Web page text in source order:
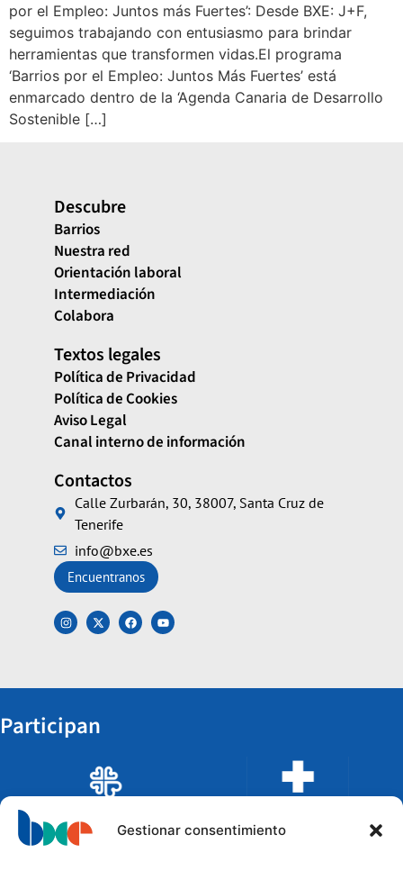
Gestionar consentimiento
por el Empleo: Juntos más Fuertes’: Desde BXE: J+F,
seguimos trabajando con entusiasmo para brindar
herramientas que transformen vidas.El programa
‘Barrios por el Empleo: Juntos Más Fuertes’ está
enmarcado dentro de la ‘Agenda Canaria de Desarrollo
Sostenible […]
Descubre
Barrios
Nuestra red
Orientación laboral
Intermediación
Colabora
Textos legales
Política de Privacidad
Política de Cookies
Aviso Legal
Canal interno de información
Contactos
Calle Zurbarán, 30, 38007, Santa Cruz de
Tenerife
info@bxe.es
Encuentranos
Participan